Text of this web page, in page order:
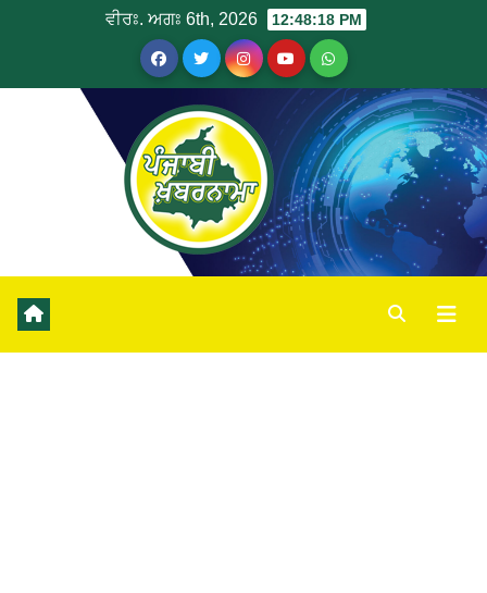
ਵੀਰਃ. ਅਗਃ 6th, 2026 12:48:19 PM